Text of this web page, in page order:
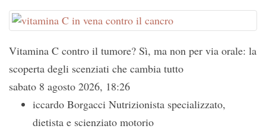
Vitamina C contro il tumore? Sì, ma non per via orale: la
scoperta degli scenziati che cambia tutto
sabato 8 agosto 2026, 18:26
iccardo Borgacci Nutrizionista specializzato,
dietista e scienziato motorio